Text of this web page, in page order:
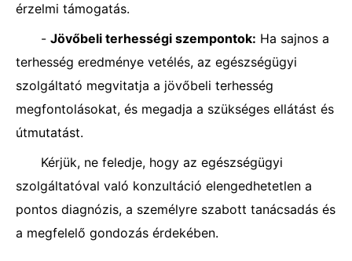
érzelmi támogatás.
- Jövőbeli terhességi szempontok: Ha sajnos a
terhesség eredménye vetélés, az egészségügyi
szolgáltató megvitatja a jövőbeli terhesség
megfontolásokat, és megadja a szükséges ellátást és
útmutatást.
Kérjük, ne feledje, hogy az egészségügyi
szolgáltatóval való konzultáció elengedhetetlen a
pontos diagnózis, a személyre szabott tanácsadás és
a megfelelő gondozás érdekében.